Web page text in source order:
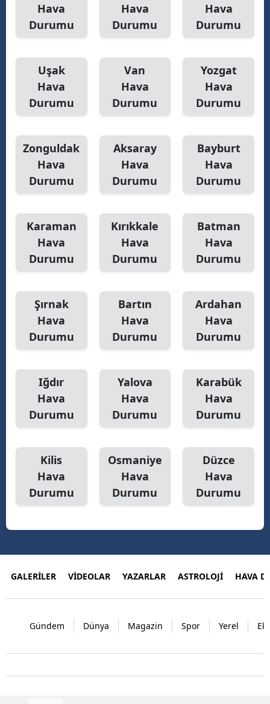
Hava
Durumu
Hava
Durumu
Hava
Durumu
Uşak
Hava
Durumu
Van
Hava
Durumu
Yozgat
Hava
Durumu
Zonguldak
Hava
Durumu
Aksaray
Hava
Durumu
Bayburt
Hava
Durumu
Karaman
Hava
Durumu
Kırıkkale
Hava
Durumu
Batman
Hava
Durumu
Şırnak
Hava
Durumu
Bartın
Hava
Durumu
Ardahan
Hava
Durumu
Iğdır
Hava
Durumu
Yalova
Hava
Durumu
Karabük
Hava
Durumu
Kilis
Hava
Durumu
Osmaniye
Hava
Durumu
Düzce
Hava
Durumu
GALERİLER VİDEOLAR YAZARLAR ASTROLOJİ HAVA
Gündem Dünya Magazin Spor Yerel